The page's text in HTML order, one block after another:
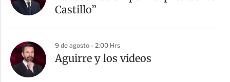
Castillo”
9 de agosto - 2:00 Hrs
Aguirre y los videos